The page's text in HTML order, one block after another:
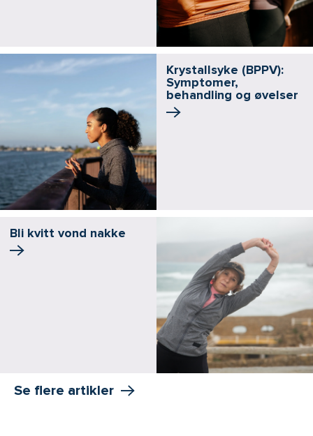
Krystallsyke (BPPV):
Symptomer,
behandling og øvelser
Bli kvitt vond nakke
Se flere artikler